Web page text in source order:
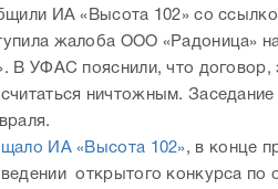
ИА «Высота 102» со
жалоба ООО «Радоница»
В УФАС пояснили, что
ничтожным.
ИА «Высота 102», в конце
открытого конкурса по